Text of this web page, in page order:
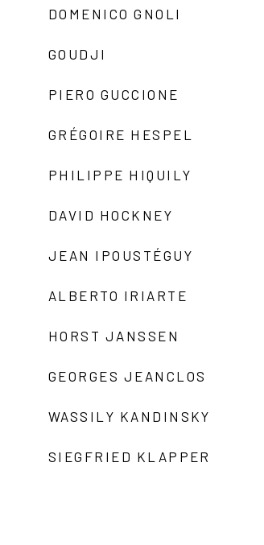
DOMENICO GNOLI
GOUDJI
PIERO GUCCIONE
GRÉGOIRE HESPEL
PHILIPPE HIQUILY
DAVID HOCKNEY
JEAN IPOUSTÉGUY
ALBERTO IRIARTE
HORST JANSSEN
GEORGES JEANCLOS
WASSILY KANDINSKY
SIEGFRIED KLAPPER